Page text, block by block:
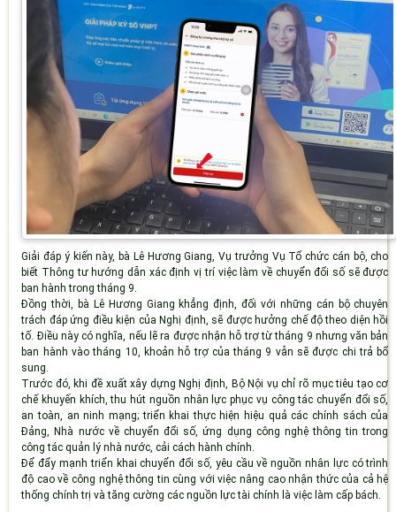
Giải đáp ý kiến này, bà Lê Hương Giang, Vụ trưởng Vụ Tổ chức cán bộ, cho
biết Thông tư hướng dẫn xác định vị trí việc làm về chuyển đổi số sẽ được
ban hành trong tháng 9.
Đồng thời, bà Lê Hương Giang khẳng định, đối với những cán bộ chuyên
trách đáp ứng điều kiện của Nghị định, sẽ được hưởng chế độ theo diện hồi
tố. Điều này có nghĩa, nếu lẽ ra được nhận hỗ trợ từ tháng 9 nhưng văn bản
ban hành vào tháng 10, khoản hỗ trợ của tháng 9 vẫn sẽ được chi trả bổ
sung.
Trước đó, khi đề xuất xây dựng Nghị định, Bộ Nội vụ chỉ rõ mục tiêu tạo cơ
chế khuyến khích, thu hút nguồn nhân lực phục vụ công tác chuyển đổi số,
an toàn, an ninh mạng; triển khai thực hiện hiệu quả các chính sách của
Đảng, Nhà nước về chuyển đổi số, ứng dụng công nghệ thông tin trong
công tác quản lý nhà nước, cải cách hành chính.
Để đẩy mạnh triển khai chuyển đổi số, yêu cầu về nguồn nhân lực có trình
độ cao về công nghệ thông tin cùng với việc nâng cao nhận thức của cả hệ
thống chính trị và tăng cường các nguồn lực tài chính là việc làm cấp bách.